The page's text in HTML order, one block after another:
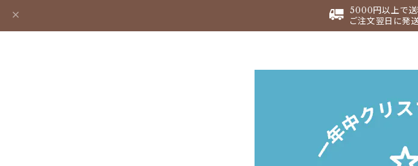
5000円以上で
ご注文翌日に発